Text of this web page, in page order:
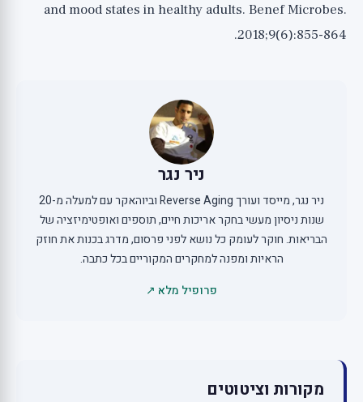
and mood states in healthy adults. Benef Microbes.
2018;9(6):855-864.
ניר נגר
ניר נגר, מייסד ועורך Reverse Aging וביוהאקר עם למעלה מ-20
שנות ניסיון מעשי בחקר אריכות חיים, תוספים ואופטימיזציה של
הבריאות. חוקר לעומק כל נושא לפני פרסום, מדרג בכנות את חוזק
הראיות ומפנה למחקרים המקוריים בכל כתבה.
פרופיל מלא ↗
מקורות וציטוטים